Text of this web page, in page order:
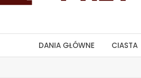
DANIA GŁÓWNE CIASTA